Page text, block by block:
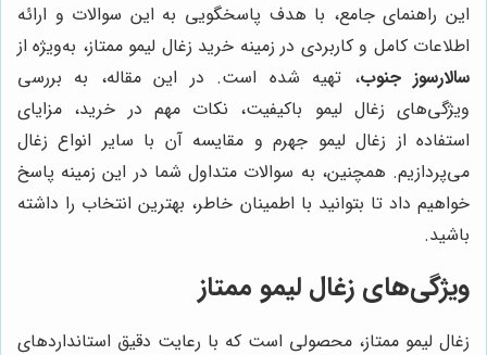
این راهنمای جامع، با هدف پاسخگویی به این سوالات و ارائه
اطلاعات کامل و کاربردی در زمینه خرید زغال لیمو ممتاز، به‌ویژه از
سالارسوز جنوب، تهیه شده است. در این مقاله، به بررسی
ویژگی‌های زغال لیمو باکیفیت، نکات مهم در خرید، مزایای
استفاده از زغال لیمو جهرم و مقایسه آن با سایر انواع زغال
می‌پردازیم. همچنین، به سوالات متداول شما در این زمینه پاسخ
خواهیم داد تا بتوانید با اطمینان خاطر، بهترین انتخاب را داشته
باشید.
ویژگی‌های زغال لیمو ممتاز
زغال لیمو ممتاز، محصولی است که با رعایت دقیق استانداردهای